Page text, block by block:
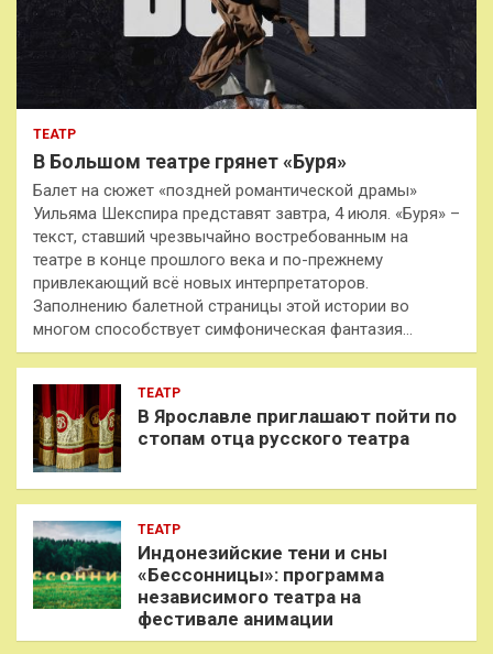
ТЕАТР
В Большом театре грянет «Буря»
Балет на сюжет «поздней романтической драмы»
Уильяма Шекспира представят завтра, 4 июля. «Буря» –
текст, ставший чрезвычайно востребованным на
театре в конце прошлого века и по-прежнему
привлекающий всё новых интерпретаторов.
Заполнению балетной страницы этой истории во
многом способствует симфоническая фантазия…
ТЕАТР
В Ярославле приглашают пойти по
стопам отца русского театра
ТЕАТР
Индонезийские тени и сны
«Бессонницы»: программа
независимого театра на
фестивале анимации